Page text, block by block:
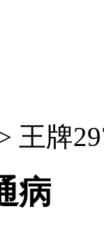
王牌
病